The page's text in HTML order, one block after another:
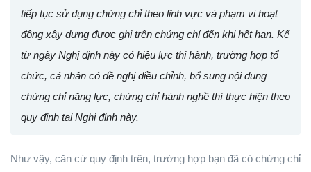
tiếp tục sử dụng chứng chỉ theo lĩnh vực và phạm vi hoạt
động xây dựng được ghi trên chứng chỉ đến khi hết hạn. Kể
từ ngày Nghị định này có hiệu lực thi hành, trường hợp tổ
chức, cá nhân có đề nghị điều chỉnh, bổ sung nội dung
chứng chỉ năng lực, chứng chỉ hành nghề thì thực hiện theo
quy định tại Nghị định này.
Như vậy, căn cứ quy định trên, trường hợp bạn đã có chứng chỉ